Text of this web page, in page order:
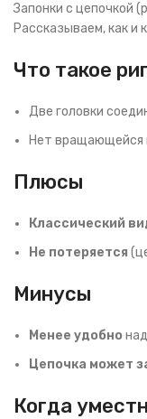
Запонки с цепочкой
Рассказываем, как и
Что такое
Две головки
Нет вращающейся
Плюсы
Классический
Не потеряется
Минусы
Менее удобно
Цепочка может
Когда